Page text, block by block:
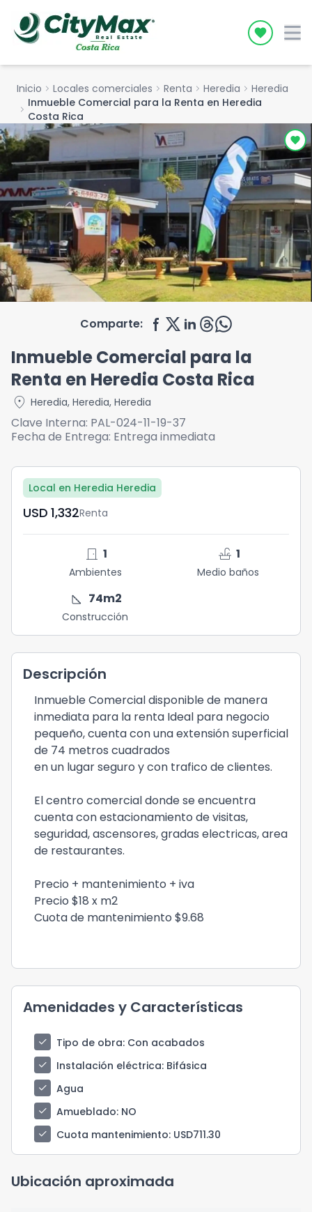
Icon
Inicio chevron_right Locales comerciales chevron_right Renta chevron_right Heredia chevron_right Heredia
chevron_right Inmueble Comercial para la Renta en Heredia
Costa Rica
Comparte:
Inmueble Comercial para la
Renta en Heredia Costa Rica
location_on Heredia, Heredia, Heredia
Clave Interna: PAL-024-11-19-37
Fecha de Entrega: Entrega inmediata
Local en Heredia Heredia
USD	1,332Renta
door_front 1
Ambientes
faucet 1
Medio baños
square_foot 74m2
Construcción
Descripción
Inmueble Comercial disponible de manera
inmediata para la renta Ideal para negocio
pequeño, cuenta con una extensión superficial
de 74 metros cuadrados
en un lugar seguro y con trafico de clientes.
El centro comercial donde se encuentra
cuenta con estacionamiento de visitas,
seguridad, ascensores, gradas electricas, area
de restaurantes.
Precio + mantenimiento + iva
Precio $18 x m2
Cuota de mantenimiento $9.68
Amenidades y Características
check Tipo de obra: Con acabados
check
Instalación eléctrica: Bifásica
check
Agua
check
Amueblado: NO
check
Cuota mantenimiento: USD711.30
Ubicación aproximada